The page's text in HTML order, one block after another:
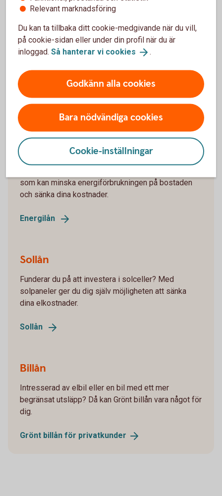
Bolån och fastighetslån
För dig som ska köpa en bostadsrätt eller villa som
hållbar. För företag som ska investera i energi- och
resurseffektiva fastigheter.
Gröna bolånet för
som kan minska energiförbrukningen på bostaden
och sänka dina kostnader.
Energilån
Sollån
Funderar du på att investera i solceller? Med
solpaneler ger du dig själv möjligheten att sänka
dina elkostnader.
Sollån
Billån
Intresserad av elbil eller en bil med ett mer
begränsat utsläpp? Då kan Grönt billån vara något för
dig.
Grönt billån för privatkunder
Relevant marknadsföring
Du kan ta tillbaka ditt cookie-medgivande när du vill,
på cookie-sidan eller under din profil när du är
inloggad. Så hanterar vi cookies .
Godkänn alla cookies
Bara nödvändiga cookies
Cookie-inställningar